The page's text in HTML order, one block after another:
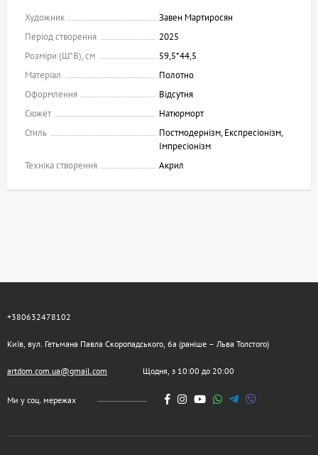
Художник
Завен Мартиросян
Період створення
2025
Розміри (Ш*В), см
59,5*44,5
Матеріал
Полотно
Оформлення
Відсутня
Сюжет
Натюрморт
Стиль
Постмодернізм, Експресіонізм,
Імпресіонізм
Техніка створення
Акрил
+380632478102
Київ, вул. Гетьмана Павла Скоропадського, 6а (раніше – Льва Толстого)
artdom.com.ua@gmail.com Щодня, з 10:00 до 20:00
Ми у соц. мережах